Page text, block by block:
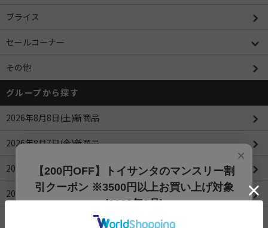
ブライス
セールコーナー
その他
グループから探す
2026年8月8日(土)新商品
2026年8月7日(金)新商品
2026年8月6日(木)新商品
2026年8月5日(水)新商品
2026年8月4日(火)新商品
×
【200円OFF】トイサンタのマンスリー割
引クーポン ※3500円以上お買い上げ対象
(2026年8月)
【200円OFFクーポン】3500円以上お買上げでご利用可能